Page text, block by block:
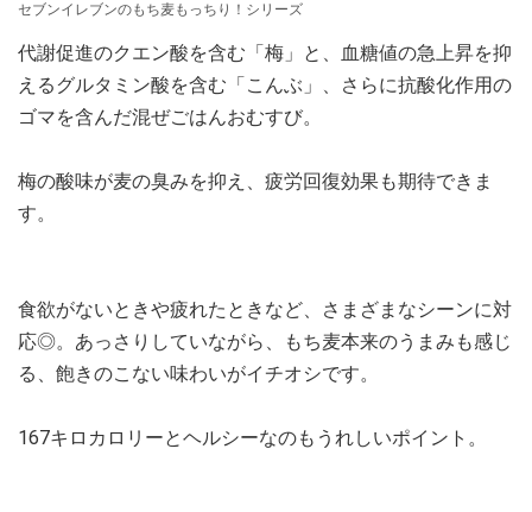
セブンイレブンのもち麦もっちり！シリーズ
代謝促進のクエン酸を含む「梅」と、血糖値の急上昇を抑
えるグルタミン酸を含む「こんぶ」、さらに抗酸化作用の
ゴマを含んだ混ぜごはんおむすび。
梅の酸味が麦の臭みを抑え、疲労回復効果も期待できま
す。
食欲がないときや疲れたときなど、さまざまなシーンに対
応◎。あっさりしていながら、もち麦本来のうまみも感じ
る、飽きのこない味わいがイチオシです。
167キロカロリーとヘルシーなのもうれしいポイント。